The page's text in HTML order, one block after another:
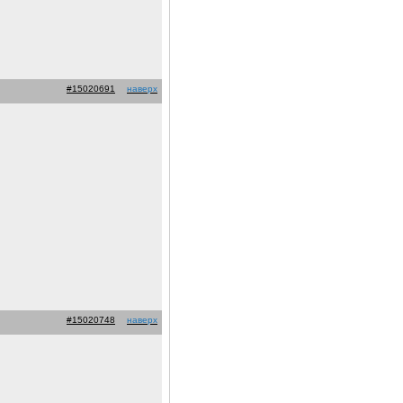
#15020691 наверх
#15020748 наверх